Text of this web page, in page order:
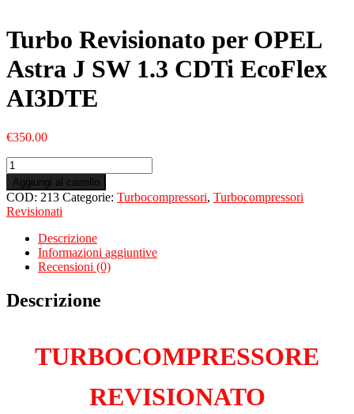
Turbo Revisionato per OPEL
Astra J SW 1.3 CDTi EcoFlex
AI3DTE
€350.00
Turbo
Revisionato
per
OPEL
Astra
EcoFlex
AI3DTE
Aggiungi al carrello
COD: 213 Categorie: Turbocompressori, Turbocompressori
Revisionati
Descrizione
Informazioni aggiuntive
Recensioni (0)
Descrizione
TURBOCOMPRESSORE
REVISIONATO